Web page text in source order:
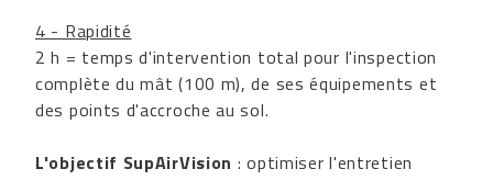
4 - Rapidité
2 h = temps d'intervention total pour l'inspection
complète du mât (100 m), de ses équipements et
des points d'accroche au sol.
L'objectif SupAirVision : optimiser l'entretien